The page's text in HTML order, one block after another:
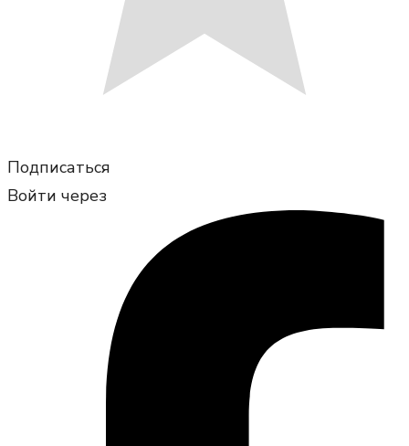
Подписаться
Войти через